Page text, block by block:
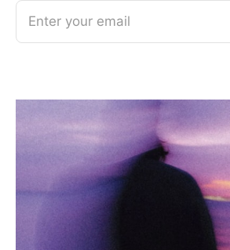
Enter your email